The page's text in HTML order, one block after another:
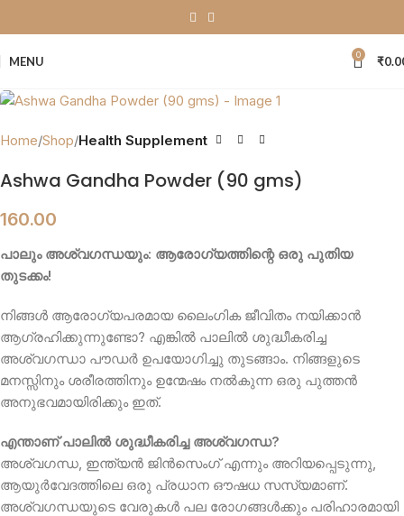
MENU 0 ₹
Home Shop Health Supplement
Ashwa Gandha Powder (90 gms)
160.00
പാലും അശ്വഗന്ധയും: ആരോഗ്യത്തിന്റെ ഒരു പുതിയ
തുടക്കം!
നിങ്ങൾ ആരോഗ്യപരമായ ലൈംഗിക ജീവിതം നയിക്കാൻ
ആഗ്രഹിക്കുന്നുണ്ടോ? എങ്കിൽ പാലിൽ ശുദ്ധീകരിച്ച
അശ്വഗന്ധാ പൗഡർ ഉപയോഗിച്ചു തുടങ്ങാം. നിങ്ങളുടെ
മനസ്സിനും ശരീരത്തിനും ഉന്മേഷം നൽകുന്ന ഒരു പുത്തൻ
അനുഭവമായിരിക്കും ഇത്.
എന്താണ് പാലിൽ ശുദ്ധീകരിച്ച അശ്വഗന്ധ?
അശ്വഗന്ധ, ഇന്ത്യൻ ജിൻസെംഗ് എന്നും അറിയപ്പെടുന്നു,
ആയുർവേദത്തിലെ ഒരു പ്രധാന ഔഷധ സസ്യമാണ്.
അശ്വഗന്ധയുടെ വേരുകൾ പല രോഗങ്ങൾക്കും പരിഹാരമായി